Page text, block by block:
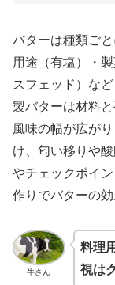
バターは種類ご
用途（有塩）・
スフェッド）な
製バターは材料
風味の幅が広が
け、匂い移りや
やチェックポイ
作りでバターの
牛さん
料理
視は